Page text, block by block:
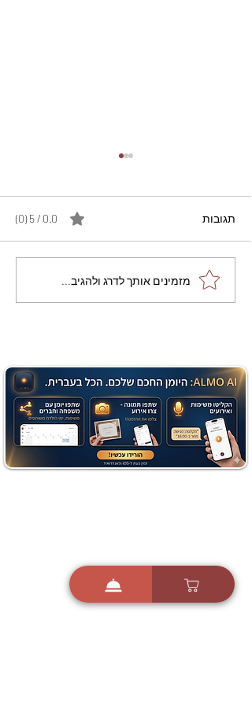
מתכון מנצח עוגת מייפל
שוקולד בחושה וקלה - זיוה
תגובות 0.0 / 5 ‏(0)
מזמינים אותך לדרג ולהגיב...